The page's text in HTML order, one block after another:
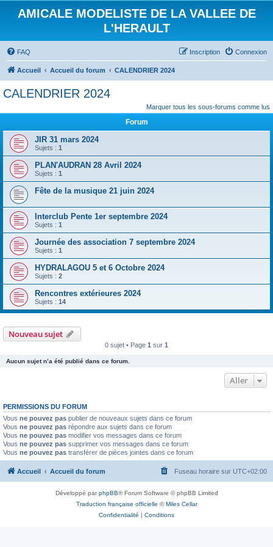
AMICALE MODELISTE DE LA VALLEE DE
L'HERAULT
FAQ Connexion
Inscription
Accueil Accueil du forum CALENDRIER 2024
CALENDRIER 2024
Marquer tous les sous-forums comme lus
Forum
JIR 31 mars 2024
Sujets : 1
PLAN'AUDRAN 28 Avril 2024
Sujets : 1
Fête de la musique 21 juin 2024
Interclub Pente 1er septembre 2024
Sujets : 1
Journée des association 7 septembre 2024
Sujets : 1
HYDRALAGOU 5 et 6 Octobre 2024
Sujets : 2
Rencontres extérieures 2024
Sujets : 14
Nouveau sujet
0 sujet • Page 1 sur 1
Aucun sujet n’a été publié dans ce forum.
Aller
PERMISSIONS DU FORUM
Vous ne pouvez pas publier de nouveaux sujets dans ce forum
Vous ne pouvez pas répondre aux sujets dans ce forum
Vous ne pouvez pas modifier vos messages dans ce forum
Vous ne pouvez pas supprimer vos messages dans ce forum
Vous ne pouvez pas transférer de pièces jointes dans ce forum
Accueil Accueil du forum Fuseau horaire sur UTC+02:00
Développé parphpBB® Forum Software © phpBB Limited
Traduction française officielle ©Miles Cellar
Confidentialité | Conditions